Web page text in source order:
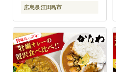
広島県 江田島市